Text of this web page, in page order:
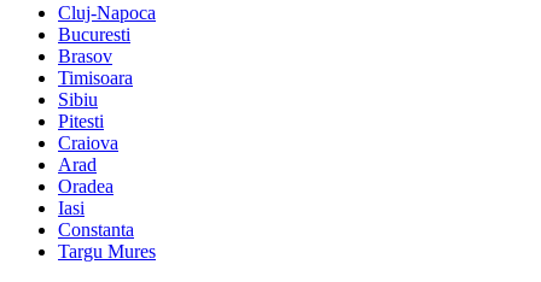
Cluj-Napoca
Bucuresti
Brasov
Timisoara
Sibiu
Pitesti
Craiova
Arad
Oradea
Iasi
Constanta
Targu Mures